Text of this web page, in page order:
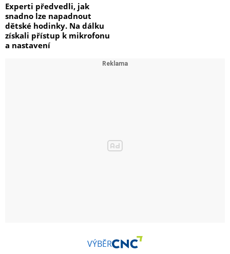
Experti předvedli, jak
snadno lze napadnout
dětské hodinky. Na dálku
získali přístup k mikrofonu
a nastavení
VÝBĚR